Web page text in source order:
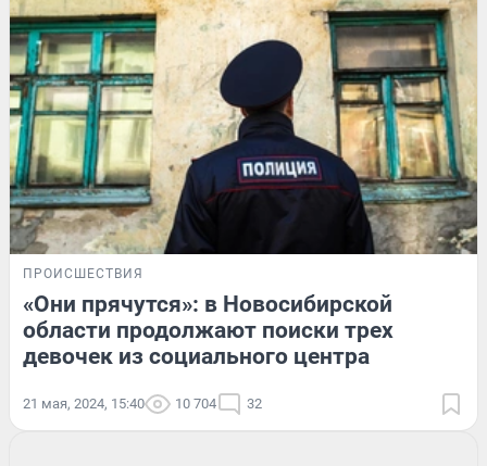
ПРОИСШЕСТВИЯ
«Они прячутся»: в Новосибирской
области продолжают поиски трех
девочек из социального центра
21 мая, 2024, 15:40 10 704 32